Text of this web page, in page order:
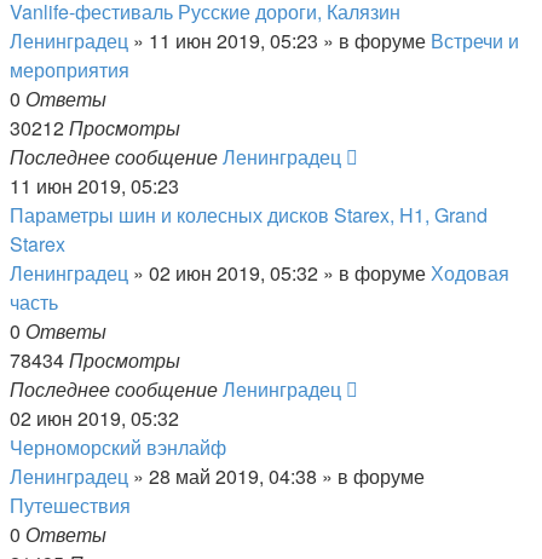
Vanlife-фестиваль Русские дороги, Калязин
Ленинградец » 11 июн 2019, 05:23 » в форуме Встречи и
мероприятия
0 Ответы
30212Просмотры
Последнее сообщениеЛенинградец
11 июн 2019, 05:23
Параметры шин и колесных дисков Starex, H1, Grand
Starex
Ленинградец » 02 июн 2019, 05:32 » в форумеХодовая
часть
0 Ответы
78434Просмотры
Последнее сообщениеЛенинградец
02 июн 2019, 05:32
Черноморский вэнлайф
Ленинградец » 28 май 2019, 04:38 » в форуме
Путешествия
0 Ответы